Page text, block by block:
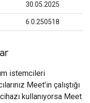
30.05.2025
6.0.250518
istemcileri
Meet'in çalıştığı
kullanıyorsa Meet